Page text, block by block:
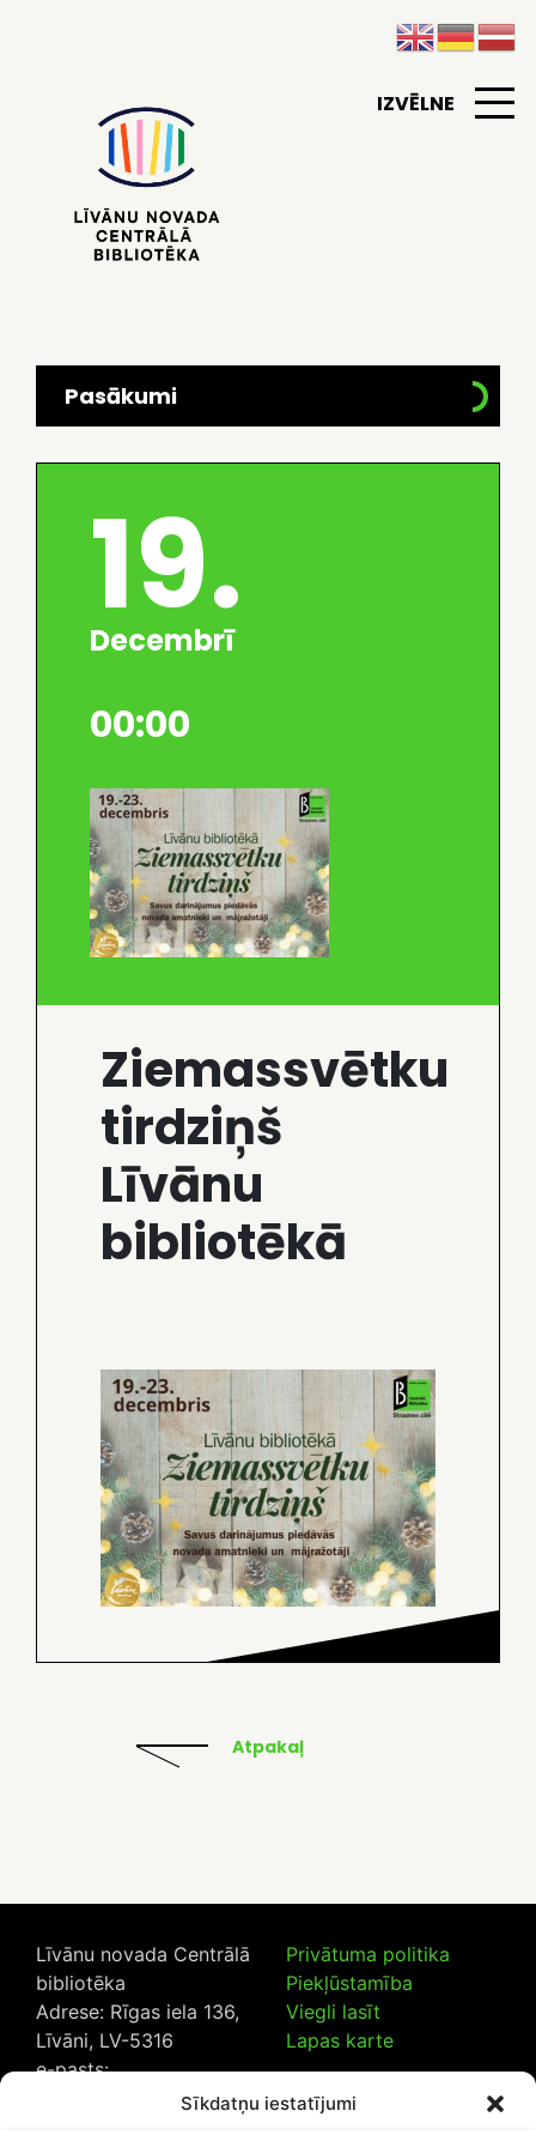
Sīkdatņu iestatījumi
IZVĒLNE
Pasākumi
19.
Decembrī
00:00
Ziemassvētku
tirdziņš
Līvānu
bibliotēkā
Atpakaļ
Līvānu novada Centrālā
bibliotēka
Adrese: Rīgas iela 136,
Līvāni, LV-5316
e-pasts:
Privātuma politika
Piekļūstamība
Viegli lasīt
Lapas karte